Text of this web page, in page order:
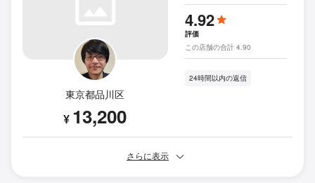
東京都品川区
¥ 13,200
4.92
評価
この店舗の合計 4.90
24時間以内の返信
さらに表示